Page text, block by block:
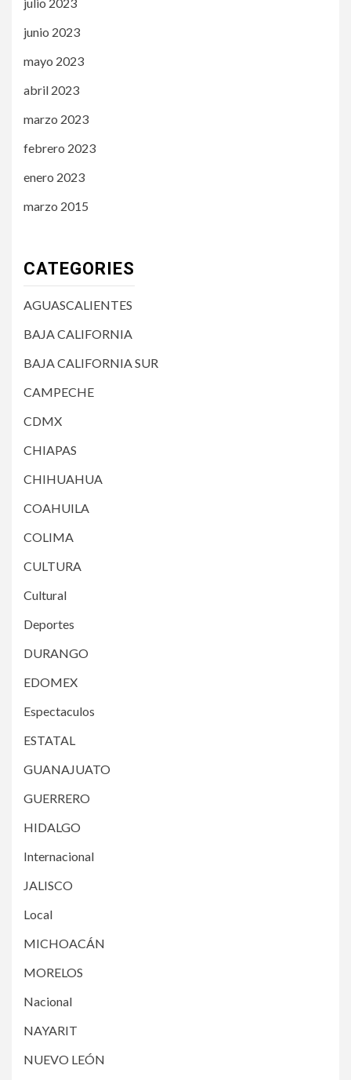
julio 2023
junio 2023
mayo 2023
abril 2023
marzo 2023
febrero 2023
enero 2023
marzo 2015
CATEGORIES
AGUASCALIENTES
BAJA CALIFORNIA
BAJA CALIFORNIA SUR
CAMPECHE
CDMX
CHIAPAS
CHIHUAHUA
COAHUILA
COLIMA
CULTURA
Cultural
Deportes
DURANGO
EDOMEX
Espectaculos
ESTATAL
GUANAJUATO
GUERRERO
HIDALGO
Internacional
JALISCO
Local
MICHOACÁN
MORELOS
Nacional
NAYARIT
NUEVO LEÓN